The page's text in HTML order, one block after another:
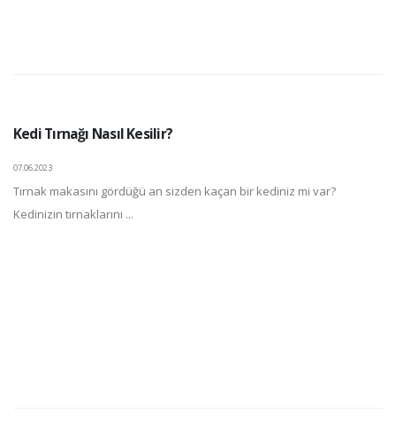
Kedi Tırnağı Nasıl Kesilir?
07.06.2023
Tırnak makasını gördüğü an sizden kaçan bir kediniz mi var?
Kedinizin tırnaklarını ...